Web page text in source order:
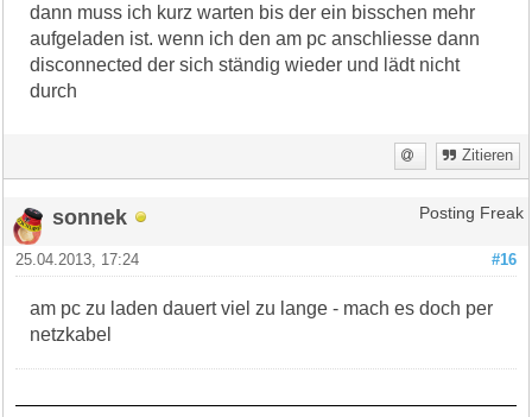
dann muss ich kurz warten bis der ein bisschen mehr
aufgeladen ist. wenn ich den am pc anschliesse dann
disconnected der sich ständig wieder und lädt nicht
durch
Zitieren
sonnek Posting Freak
#16
25.04.2013, 17:24
am pc zu laden dauert viel zu lange - mach es doch per
netzkabel